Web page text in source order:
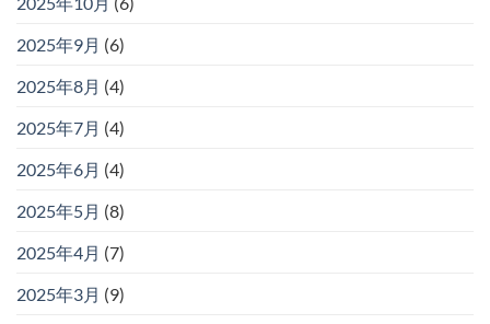
2025年9月 (6)
2025年8月 (4)
2025年7月 (4)
2025年6月 (4)
2025年5月 (8)
2025年4月 (7)
2025年3月 (9)